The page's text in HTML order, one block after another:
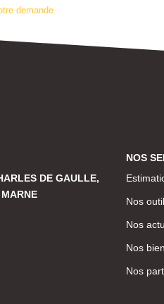
demande
DE GAULLE,
NOS
Nos
Nos
Nos
Nos